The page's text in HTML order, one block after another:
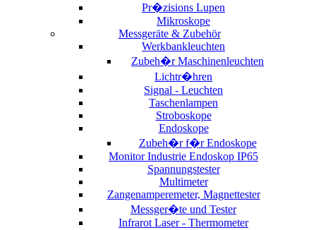
Pr�zisions Lupen
Mikroskope
Messgeräte & Zubehör
Werkbankleuchten
Zubeh�r Maschinenleuchten
Lichtr�hren
Signal - Leuchten
Taschenlampen
Stroboskope
Endoskope
Zubeh�r f�r Endoskope
Monitor Industrie Endoskop IP65
Spannungstester
Multimeter
Zangenamperemeter, Magnettester
Messger�te und Tester
Infrarot Laser - Thermometer